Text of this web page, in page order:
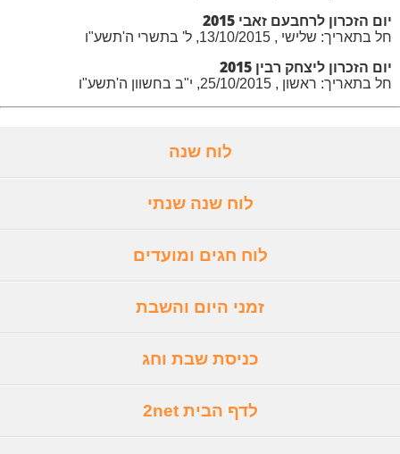
יום הזכרון לרחבעם זאבי 2015
חל בתאריך: שלישי , 13/10/2015, ל' בתשרי ה'תשע"ו
יום הזכרון ליצחק רבין 2015
חל בתאריך: ראשון , 25/10/2015, י"ב בחשוון ה'תשע"ו
לוח שנה
לוח שנה שנתי
לוח חגים ומועדים
זמני היום והשבת
כניסת שבת וחג
לדף הבית 2net